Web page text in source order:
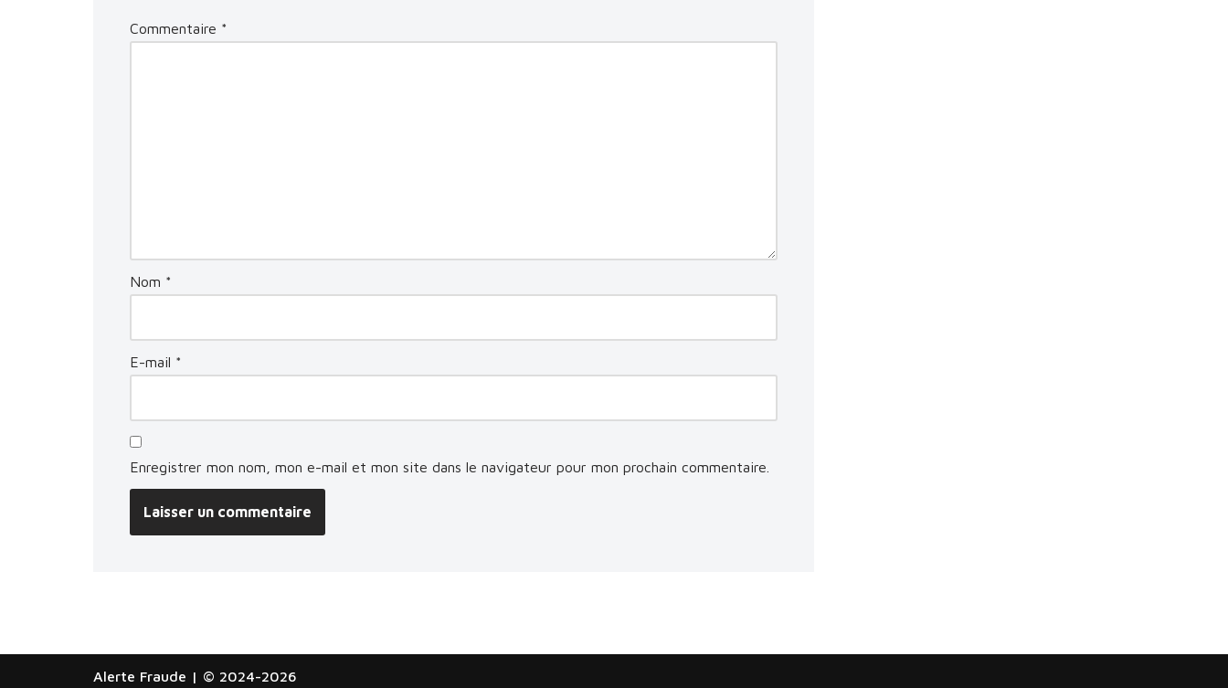
Commentaire *
Nom *
E-mail *
Enregistrer mon nom, mon e-mail et mon site dans le navigateur pour mon prochain commentaire.
Alerte Fraude | © 2024-2026